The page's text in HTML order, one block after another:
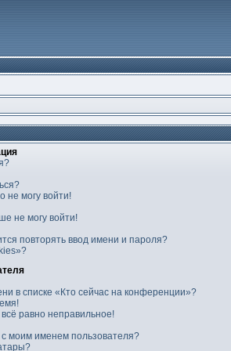
не могу войти!
не могу войти!
повторять ввод имени и пароля?
в списке «Кто сейчас на конференции»?
равно неправильное!
моим именем пользователя?